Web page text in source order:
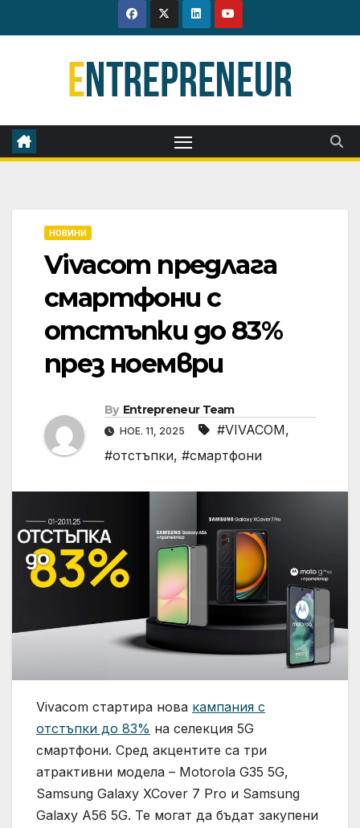
to
НОВИНИ
Vivacom предлага
смартфони с
отстъпки до 83%
през ноември
By Entrepreneur Team
НОЕ. 11, 2025 #VIVACOM,
#отстъпки, #смартфони
Vivacom стартира нова кампания с
отстъпки до 83% на селекция 5G
смартфони. Сред акцентите са три
атрактивни модела – Motorola G35 5G,
Samsung Galaxy XCover 7 Pro и Samsung
Galaxy A56 5G. Те могат да бъдат закупени